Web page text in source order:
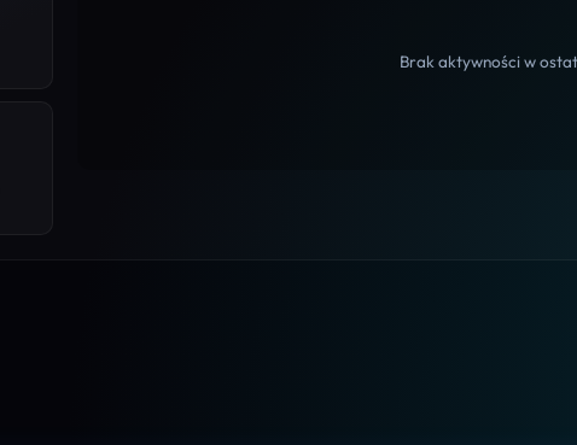
Brak aktywności w